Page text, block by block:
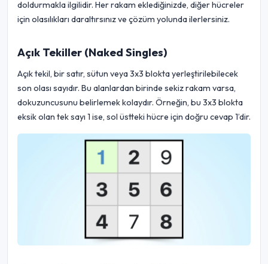
doldurmakla ilgilidir. Her rakam eklediğinizde, diğer hücreler
için olasılıkları daraltırsınız ve çözüm yolunda ilerlersiniz.
Açık Tekiller (Naked Singles)
Açık tekil, bir satır, sütun veya 3x3 blokta yerleştirilebilecek
son olası sayıdır. Bu alanlardan birinde sekiz rakam varsa,
dokuzuncusunu belirlemek kolaydır. Örneğin, bu 3x3 blokta
eksik olan tek sayı 1 ise, sol üstteki hücre için doğru cevap 1’dir.